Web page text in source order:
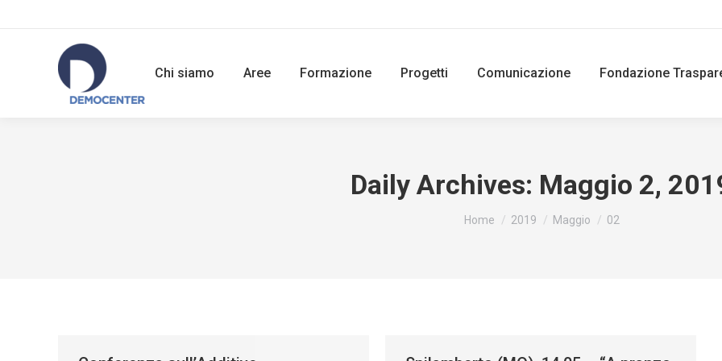
Chi siamo Aree Formazione Progetti Comunicazione Fondazione
Daily Archives: Maggio 2,
You are here:
Home 2019 Maggio 02